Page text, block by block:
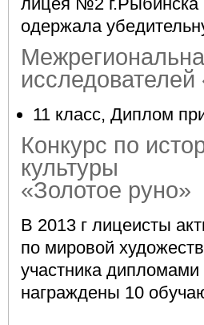
одержала
11 класс, Диплом
Конкурс по
культуры
«Золотое руно»
В 2013 г лицеисты
по мировой
участника
награждены 10